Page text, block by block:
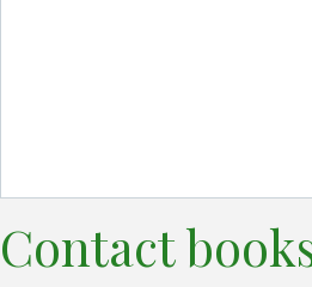
Contact